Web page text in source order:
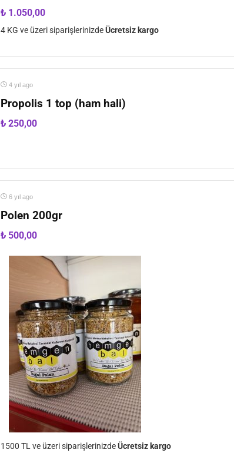
₺ 1.050,00
4 KG ve üzeri siparişlerinizdeÜcretsiz kargo
4 yıl ago
Propolis 1 top (ham hali)
₺ 250,00
6 yıl ago
Polen 200gr
₺ 500,00
1500 TL ve üzeri siparişlerinizdeÜcretsiz kargo